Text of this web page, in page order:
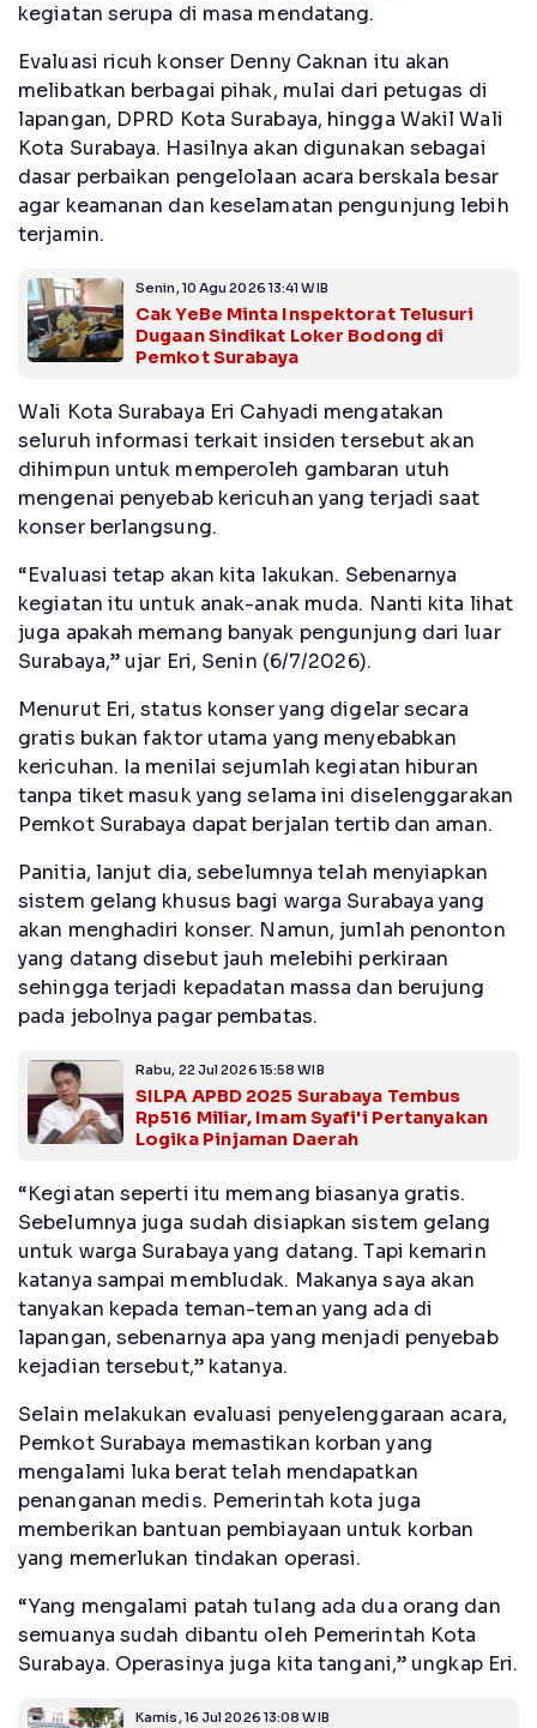
kegiatan serupa di masa mendatang.
Evaluasi ricuh konser Denny Caknan itu akan
melibatkan berbagai pihak, mulai dari petugas di
lapangan, DPRD Kota Surabaya, hingga Wakil Wali
Kota Surabaya. Hasilnya akan digunakan sebagai
dasar perbaikan pengelolaan acara berskala besar
agar keamanan dan keselamatan pengunjung lebih
terjamin.
Senin, 10 Agu 2026 13:41 WIB
Cak YeBe Minta Inspektorat Telusuri
Dugaan Sindikat Loker Bodong di
Pemkot Surabaya
Wali Kota Surabaya Eri Cahyadi mengatakan
seluruh informasi terkait insiden tersebut akan
dihimpun untuk memperoleh gambaran utuh
mengenai penyebab kericuhan yang terjadi saat
konser berlangsung.
“Evaluasi tetap akan kita lakukan. Sebenarnya
kegiatan itu untuk anak-anak muda. Nanti kita lihat
juga apakah memang banyak pengunjung dari luar
Surabaya,” ujar Eri, Senin (6/7/2026).
Menurut Eri, status konser yang digelar secara
gratis bukan faktor utama yang menyebabkan
kericuhan. Ia menilai sejumlah kegiatan hiburan
tanpa tiket masuk yang selama ini diselenggarakan
Pemkot Surabaya dapat berjalan tertib dan aman.
Panitia, lanjut dia, sebelumnya telah menyiapkan
sistem gelang khusus bagi warga Surabaya yang
akan menghadiri konser. Namun, jumlah penonton
yang datang disebut jauh melebihi perkiraan
sehingga terjadi kepadatan massa dan berujung
pada jebolnya pagar pembatas.
Rabu, 22 Jul 2026 15:58 WIB
SILPA APBD 2025 Surabaya Tembus
Rp516 Miliar, Imam Syafi'i Pertanyakan
Logika Pinjaman Daerah
“Kegiatan seperti itu memang biasanya gratis.
Sebelumnya juga sudah disiapkan sistem gelang
untuk warga Surabaya yang datang. Tapi kemarin
katanya sampai membludak. Makanya saya akan
tanyakan kepada teman-teman yang ada di
lapangan, sebenarnya apa yang menjadi penyebab
kejadian tersebut,” katanya.
Selain melakukan evaluasi penyelenggaraan acara,
Pemkot Surabaya memastikan korban yang
mengalami luka berat telah mendapatkan
penanganan medis. Pemerintah kota juga
memberikan bantuan pembiayaan untuk korban
yang memerlukan tindakan operasi.
“Yang mengalami patah tulang ada dua orang dan
semuanya sudah dibantu oleh Pemerintah Kota
Surabaya. Operasinya juga kita tangani,” ungkap Eri.
Kamis, 16 Jul 2026 13:08 WIB